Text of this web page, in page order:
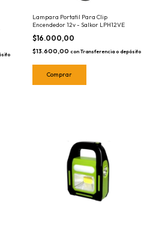
Lampara Portatil Para Clip
Encendedor 12v - Salkor LPH12VE
$16.000,00
$13.600,00 con Transferencia o depósito